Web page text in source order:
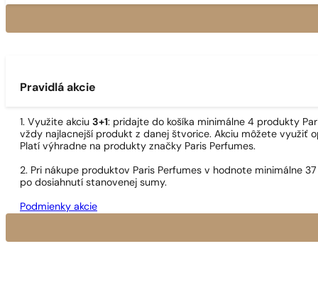
Pravidlá akcie
1. Využite akciu 3+1: pridajte do košíka minimálne 4 produkty
vždy najlacnejší produkt z danej štvorice. Akciu môžete využiť
Platí výhradne na produkty značky Paris Perfumes.
2. Pri nákupe produktov Paris Perfumes v hodnote minimálne
po dosiahnutí stanovenej sumy.
Podmienky akcie